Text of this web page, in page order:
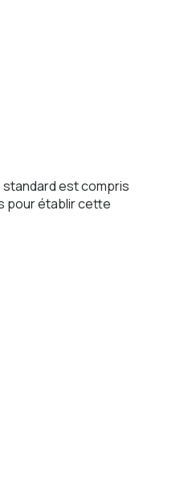
est compris
pour établir cette